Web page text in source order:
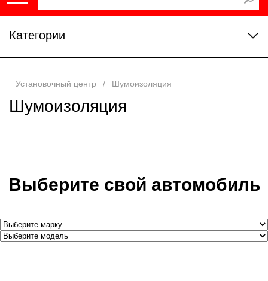
Категории
Установочный центр / Шумоизоляция
Шумоизоляция
Выберите свой автомобиль